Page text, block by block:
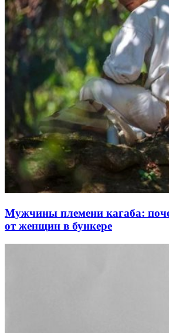
Мужчины племени кагаба:
от женщин в бункере